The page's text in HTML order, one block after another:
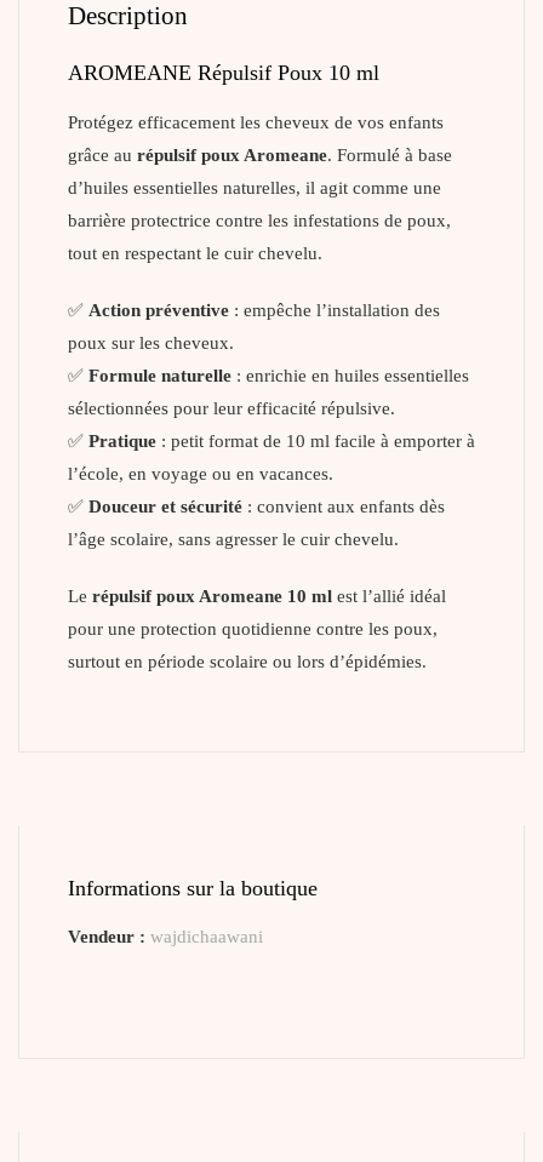
Description
AROMEANE Répulsif Poux 10 ml
Protégez efficacement les cheveux de vos enfants
grâce au répulsif poux Aromeane. Formulé à base
d’huiles essentielles naturelles, il agit comme une
barrière protectrice contre les infestations de poux,
tout en respectant le cuir chevelu.
✅ Action préventive : empêche l’installation des
poux sur les cheveux.
✅ Formule naturelle : enrichie en huiles essentielles
sélectionnées pour leur efficacité répulsive.
✅ Pratique : petit format de 10 ml facile à emporter à
l’école, en voyage ou en vacances.
✅ Douceur et sécurité : convient aux enfants dès
l’âge scolaire, sans agresser le cuir chevelu.
Le répulsif poux Aromeane 10 ml est l’allié idéal
pour une protection quotidienne contre les poux,
surtout en période scolaire ou lors d’épidémies.
Informations sur la boutique
Vendeur : wajdichaawani